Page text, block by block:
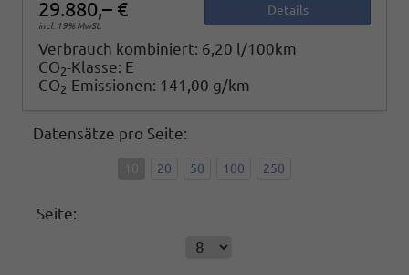
29.880,– €
incl. 19% MwSt.
Details
Verbrauch kombiniert: 6,20 l/100km
CO2-Klasse: E
CO2-Emissionen: 141,00 g/km
Datensätze pro Seite:
20 50 100 250
Seite: